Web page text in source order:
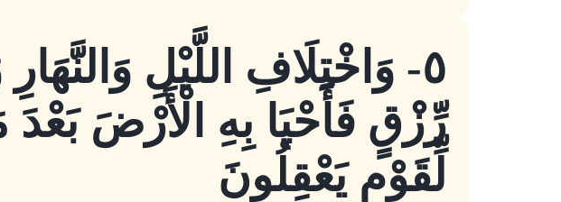
٥- وَاخْتِلَافِ اللَّيْلِ
رِّزْقٍ فَأَحْيَا بِهِ الْأَرْضَ بَعْدَ
لِّقَوْمٍ يَعْقِلُونَ